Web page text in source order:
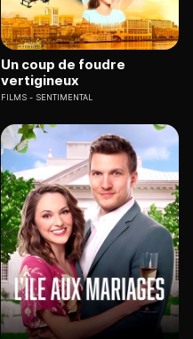
Un coup de foudre
vertigineux
FILMS SENTIMENTAL